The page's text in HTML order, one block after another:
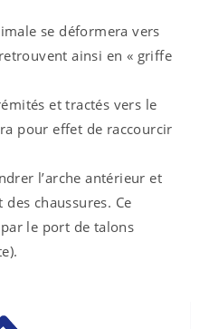
se déformera vers
ainsi en « griffe
et tractés vers le
pour effet de raccourcir
l’arche antérieur et
chaussures. Ce
le port de talons